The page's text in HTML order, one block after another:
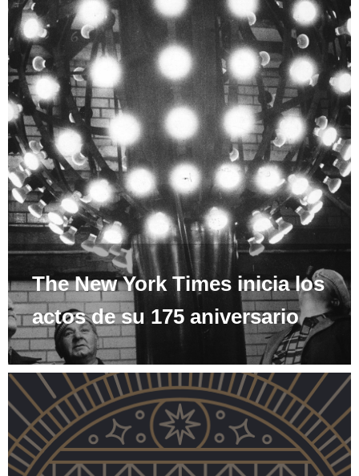
The New York Times inicia los
actos de su 175 aniversario